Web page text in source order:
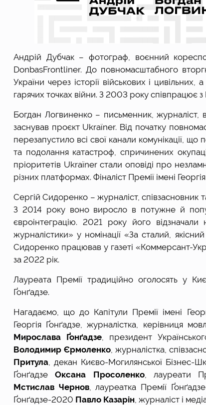
Андрій Дубчак – фотограф, воєнний
DonbasFrontliner. До повномасштабного
України через історії військових і
гарячих точках війни. З 2003 року співпрацює
Богдан Логвиненко – письменник, журналіст,
заснував проєкт Ukraїner. Від початку
перезапустило всі свої канали комунікації,
та подолання катастроф, спричинених
пріоритетів Ukraїner стали оповіді про
різних платформах. Фіналіст Премії імені
Сергій Сидоренко – журналіст,
З 2014 року воно виросло в потужне й
євроінтеграцію. 2021 року його
журналістики» у номінації «За сталий,
Сидоренко працював у газеті «Коммерсант-
за 2022 рік.
Лауреата Премії традиційно оголосять у
Ґонґадзе.
Нагадаємо, що до Капітули Премії імені
Мирослава Ґонґадзе
Володимир Єрмоленко, журналістка,
Притула, декан Києво-Могилянської Бізнес-
Ґонґадзе Оксана Просоленко, лауреати
Мстислав Чернов, лауреатка Премії
Ґонґадзе-2020 Павло Казарін, журналіст і